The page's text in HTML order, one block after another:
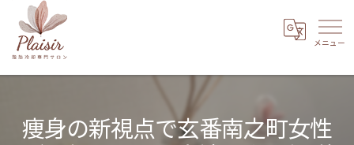
痩身の新視点で玄番南之町女性